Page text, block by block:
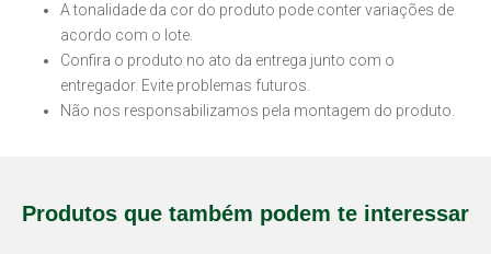
A tonalidade da cor do produto pode conter variações de
acordo com o lote.
Confira o produto no ato da entrega junto com o
entregador. Evite problemas futuros.
Não nos responsabilizamos pela montagem do produto.
Produtos que também podem te interessar